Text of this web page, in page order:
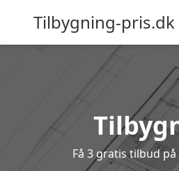
Tilbygning-pris.dk
Få 3 gratis tilbud